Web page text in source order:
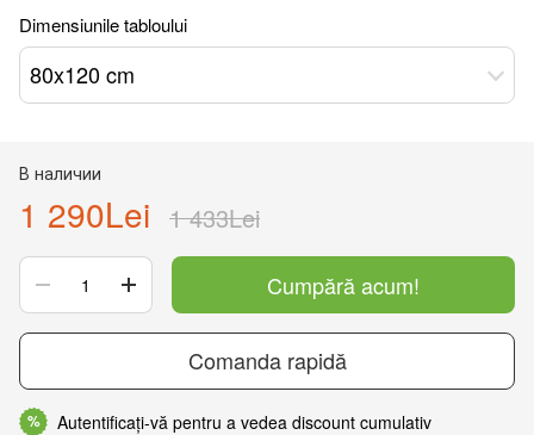
Dimensiunile tabloului
80x120 cm
В наличии
1 290Lei 1 433Lei
Cumpără acum!
Comanda rapidă
% Autentificați-vă pentru a vedea discount cumulativ